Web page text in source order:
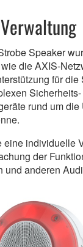
Speaker
die AXIS-
für
rund um
individuelle
der
anderen